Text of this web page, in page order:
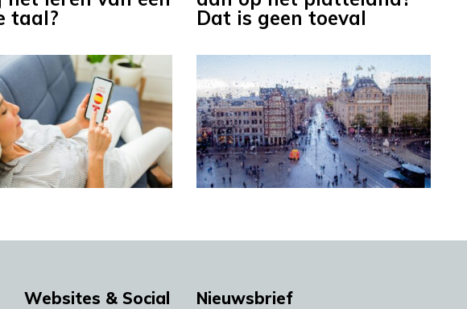
taal?
Dat is geen toeval
Websites & Social Nieuwsbrief